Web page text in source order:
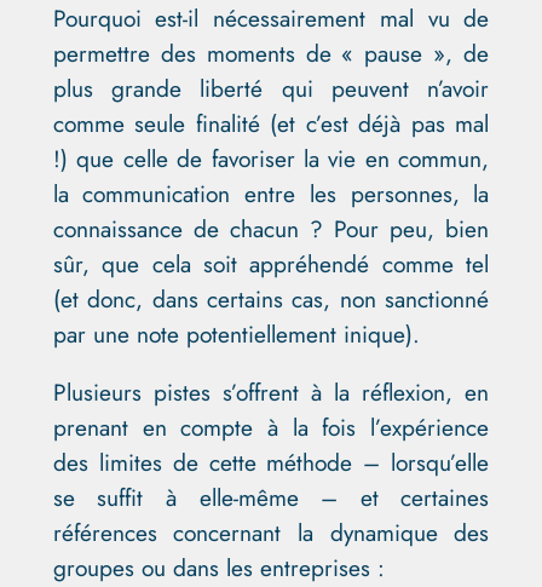
Pourquoi est-il nécessairement mal vu de
permettre des moments de « pause », de
plus grande liberté qui peuvent n’avoir
comme seule finalité (et c’est déjà pas mal
!) que celle de favoriser la vie en commun,
la communication entre les personnes, la
connaissance de chacun ? Pour peu, bien
sûr, que cela soit appréhendé comme tel
(et donc, dans certains cas, non sanctionné
par une note potentiellement inique).
Plusieurs pistes s’offrent à la réflexion, en
prenant en compte à la fois l’expérience
des limites de cette méthode – lorsqu’elle
se suffit à elle-même – et certaines
références concernant la dynamique des
groupes ou dans les entreprises :